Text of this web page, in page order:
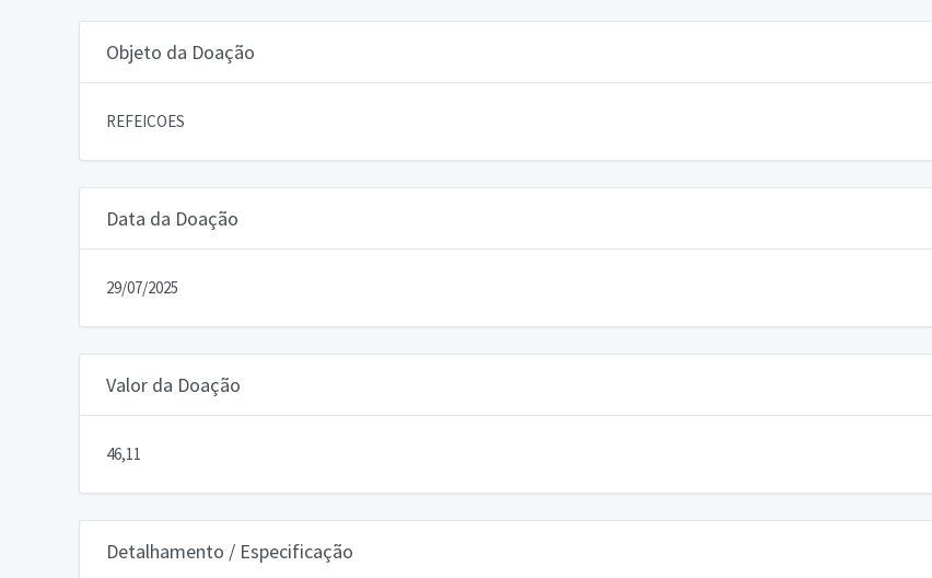
Objeto da Doação
REFEICOES
Data da Doação
29/07/2025
Valor da Doação
46,11
Detalhamento / Especificação